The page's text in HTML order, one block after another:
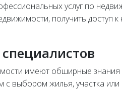
услуг по
получить доступ
имеют обширные
выбором жилья, участка